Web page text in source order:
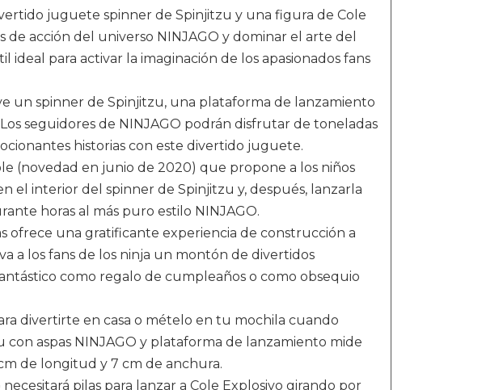
juguete spinner de Spinjitzu y una figura de Cole
de acción del universo NINJAGO y dominar el arte del
para activar la imaginación de los apasionados fans
un spinner de Spinjitzu, una plataforma de lanzamiento
seguidores de NINJAGO podrán disfrutar de toneladas
historias con este divertido juguete.
(novedad en junio de 2020) que propone a los niños
el interior del spinner de Spinjitzu y, después, lanzarla
horas al más puro estilo NINJAGO.
ofrece una gratificante experiencia de construcción a
a los fans de los ninja un montón de divertidos
como regalo de cumpleaños o como obsequio
divertirte en casa o mételo en tu mochila cuando
con aspas NINJAGO y plataforma de lanzamiento mide
de longitud y 7 cm de anchura.
pilas para lanzar a Cole Explosivo girando por